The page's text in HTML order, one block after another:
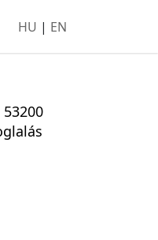
HU | EN